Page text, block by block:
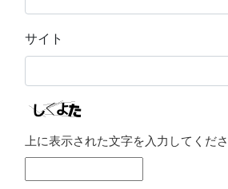
サイト
上に表示された文字を入力してくださ